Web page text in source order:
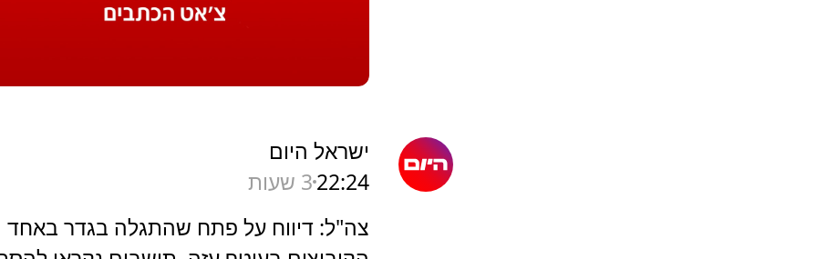
ישראל היום
22:243 שעות
צה"ל: דיווח על פתח שהתגלה בגדר באחד